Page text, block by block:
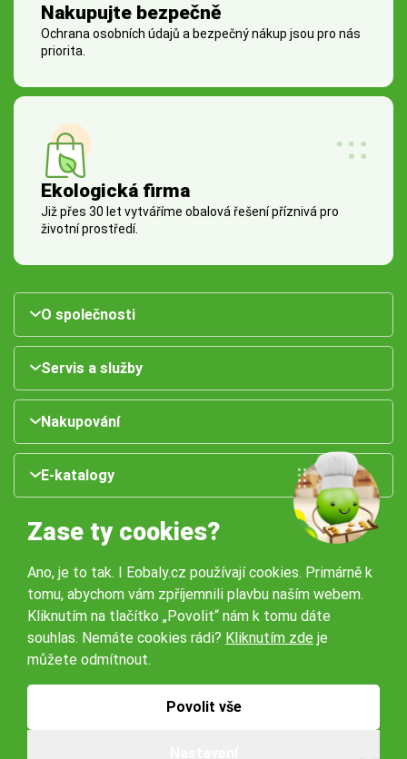
Nakupujte bezpečně
Ochrana osobních údajů a bezpečný nákup jsou pro nás
priorita.
Ekologická firma
Již přes 30 let vytváříme obalová řešení příznivá pro
životní prostředí.
O společnosti
Servis a služby
Nakupování
E-katalogy
Naše pobočky:
Obchodní podmínky
Zase ty cookies?
Ano, je to tak. I Eobaly.cz používají cookies. Primárně k
tomu, abychom vám zpříjemnili plavbu naším webem.
Kliknutím na tlačítko „Povolit“ nám k tomu dáte
souhlas. Nemáte cookies rádi? Kliknutím zde je
můžete odmítnout.
Povolit vše